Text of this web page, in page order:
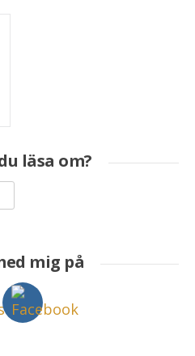
läsa om?
mig på